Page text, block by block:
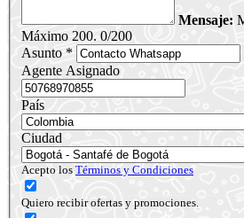
Mensaje:
Máximo 200. 0/200
Asunto *
Agente Asignado
País
Ciudad
Acepto los Términos y Condiciones
Quiero recibir ofertas y promociones.